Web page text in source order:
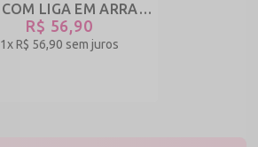
SAIA COM LIGA EM ARRASTÃO - SAI DE CIMA - PRETO - REF 760
R$ 56,90
1xR$ 56,90 sem juros